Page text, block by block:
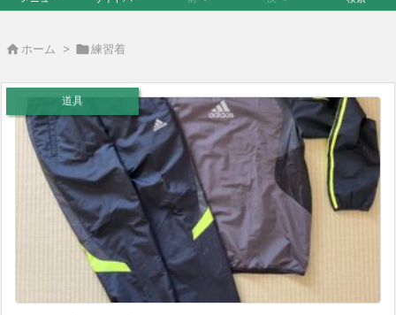
 ホーム > 練習着
道具